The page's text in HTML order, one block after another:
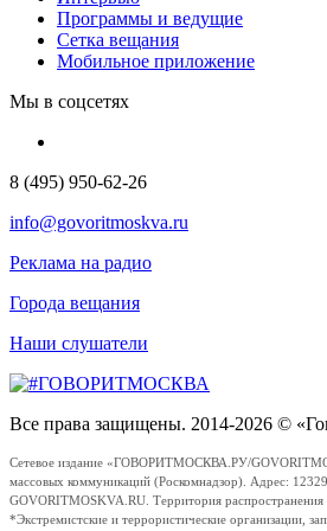
Программы и ведущие
Сетка вещания
Мобильное приложение
Мы в соцсетях
8 (495) 950-62-26
info@govoritmoskva.ru
Реклама на радио
Города вещания
Наши слушатели
Все права защищены. 2014-2026 ©
Сетевое издание «ГОВОРИТМОСКВА.РУ/
массовых коммуникаций (Роскомнадзор). Адрес:
GOVORITMOSKVA.RU. Территория
*Экстремистские и террористические